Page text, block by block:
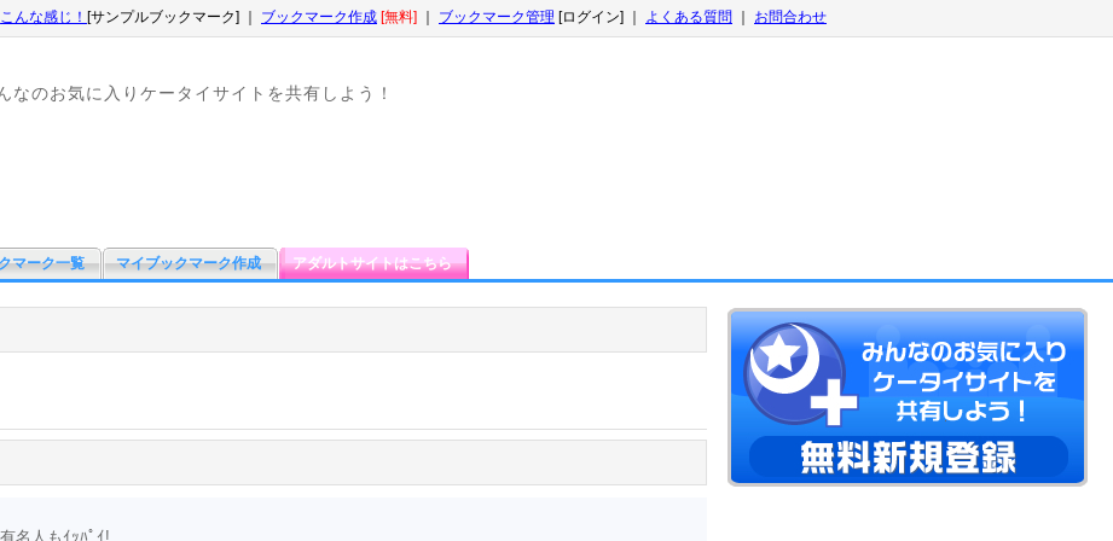
こんな感じ！ [サンプルブックマーク] ｜ ブックマーク作成 [無料] ブックマーク管理 [ログイン] ｜ よくある質問 お問合わせ
のお気に入りケータイサイトを共有しよう！
マーク一覧 マイブックマーク作成 アダルトサイトはこちら
名人もｲｯﾊﾟｲ!